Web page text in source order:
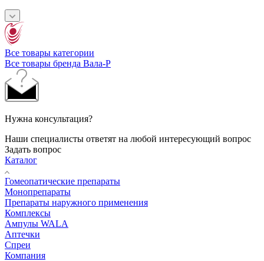
Все товары категории
Все товары бренда Вала-Р
Нужна консультация?
Наши специалисты ответят на любой интересующий вопрос
Задать вопрос
Каталог
Гомеопатические препараты
Монопрепараты
Препараты наружного применения
Комплексы
Ампулы WALA
Аптечки
Спреи
Компания